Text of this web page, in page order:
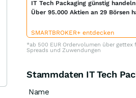
IT Tech Packaging günstig handeln
Über 95.000 Aktien an 29 Börsen
SMARTBROKER+ entdecken
*ab 500 EUR Ordervolumen über
Spreads und Zuwendungen
Stammdaten IT Tech
Name